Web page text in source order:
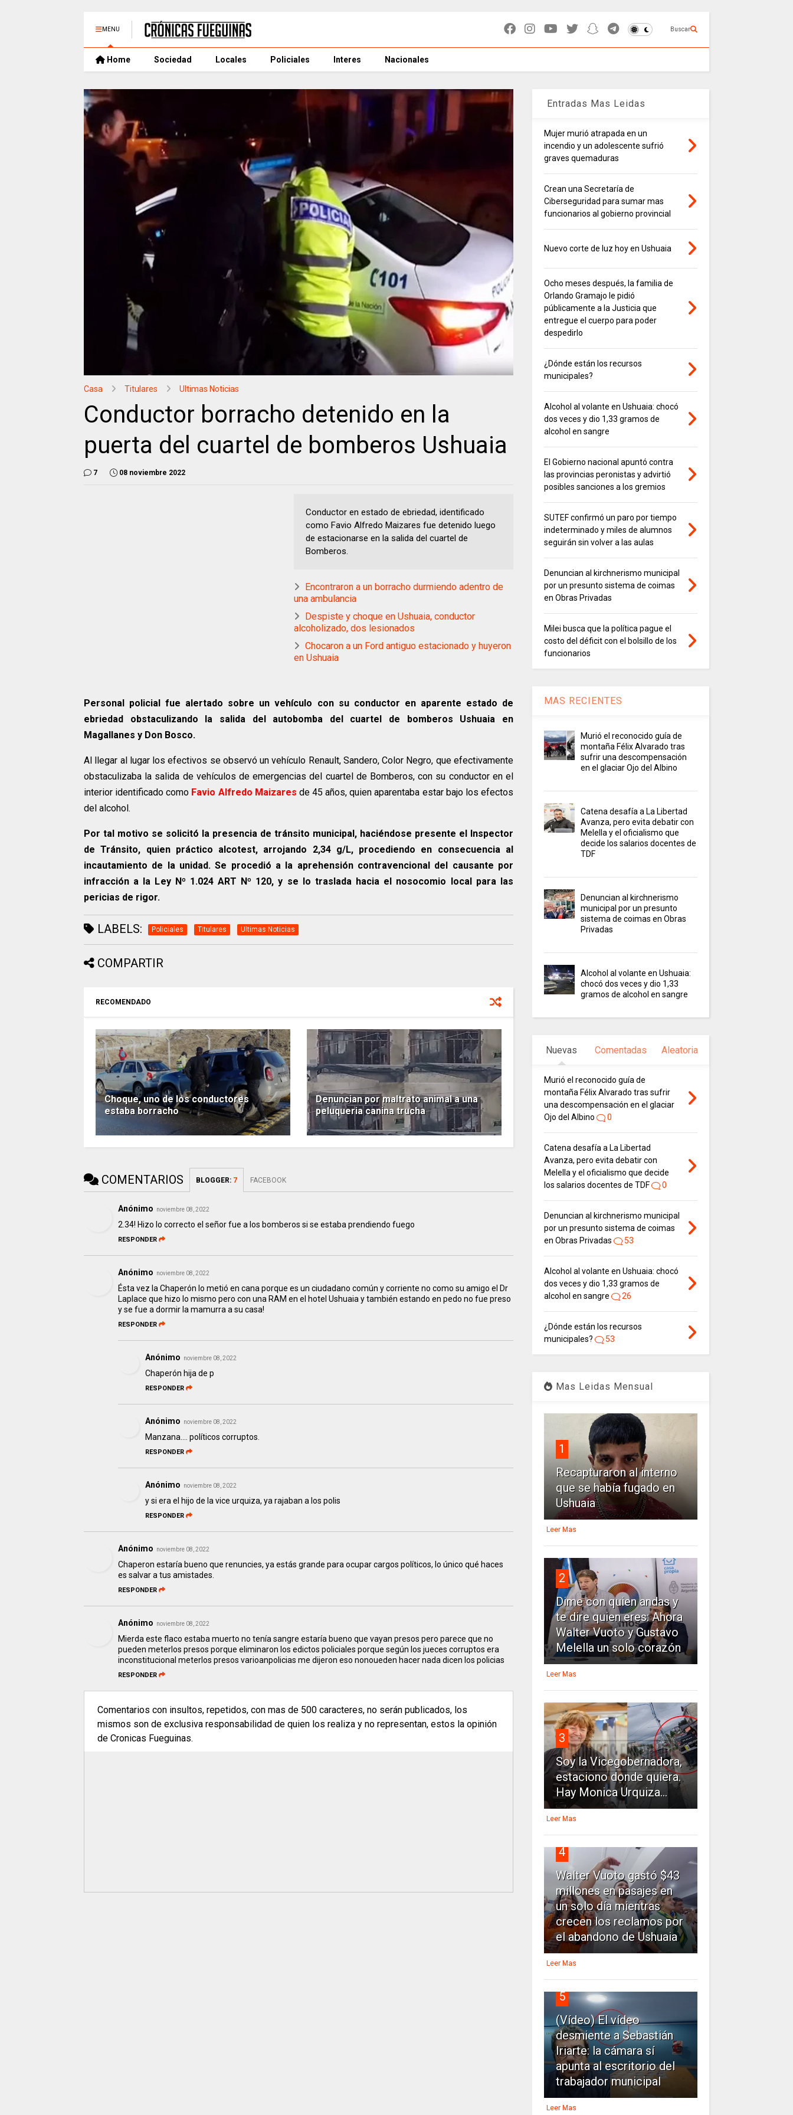
MENU Buscar
Home Sociedad Locales Policiales Interes Nacionales
Casa Titulares Ultimas Noticias
Conductor borracho detenido en la
puerta del cuartel de bomberos Ushuaia
7 08 noviembre 2022
Conductor en estado de ebriedad, identificado
como Favio Alfredo Maizares fue detenido luego
de estacionarse en la salida del cuartel de
Bomberos.
Encontraron a un borracho durmiendo adentro de
una ambulancia
Despiste y choque en Ushuaia, conductor
alcoholizado, dos lesionados
Chocaron a un Ford antiguo estacionado y huyeron
en Ushuaia
Personal policial fue alertado sobre un vehículo con su conductor en aparente estado de
ebriedad obstaculizando la salida del autobomba del cuartel de bomberos Ushuaia en
Magallanes y Don Bosco.
Al llegar al lugar los efectivos se observó un vehículo Renault, Sandero, Color Negro, que efectivamente
obstaculizaba la salida de vehículos de emergencias del cuartel de Bomberos, con su conductor en el
interior identificado como Favio Alfredo Maizares de 45 años, quien aparentaba estar bajo los efectos
del alcohol.
Por tal motivo se solicitó la presencia de tránsito municipal, haciéndose presente el Inspector
de Tránsito, quien práctico alcotest, arrojando 2,34 g/L, procediendo en consecuencia al
incautamiento de la unidad. Se procedió a la aprehensión contravencional del causante por
infracción a la Ley Nº 1.024 ART Nº 120, y se lo traslada hacia el nosocomio local para las
pericias de rigor.
LABELS: Policiales Titulares Ultimas Noticias
COMPARTIR
RECOMENDADO
Choque, uno de los conductores
estaba borracho
Denuncian por maltrato animal a una
peluqueria canina trucha
COMENTARIOS BLOGGER: 7 FACEBOOK
Anónimo noviembre 08, 2022
2.34! Hizo lo correcto el señor fue a los bomberos si se estaba prendiendo fuego
RESPONDER
Anónimo noviembre 08, 2022
Ésta vez la Chaperón lo metió en cana porque es un ciudadano común y corriente no como su amigo el Dr
Laplace que hizo lo mismo pero con una RAM en el hotel Ushuaia y también estando en pedo no fue preso
y se fue a dormir la mamurra a su casa!
RESPONDER
Anónimo noviembre 08, 2022
Chaperón hija de p
RESPONDER
Anónimo noviembre 08, 2022
Manzana.... políticos corruptos.
RESPONDER
Anónimo noviembre 08, 2022
y si era el hijo de la vice urquiza, ya rajaban a los polis
RESPONDER
Anónimo noviembre 08, 2022
Chaperon estaría bueno que renuncies, ya estás grande para ocupar cargos políticos, lo único qué haces
es salvar a tus amistades.
RESPONDER
Anónimo noviembre 08, 2022
Mierda este flaco estaba muerto no tenía sangre estaría bueno que vayan presos pero parece que no
pueden meterlos presos porque eliminaron los edictos policiales porque según los jueces corruptos era
inconstitucional meterlos presos varioanpolicias me dijeron eso nonoueden hacer nada dicen los policias
RESPONDER
Comentarios con insultos, repetidos, con mas de 500 caracteres, no serán publicados, los
mismos son de exclusiva responsabilidad de quien los realiza y no representan, estos la opinión
de Cronicas Fueguinas.
Entradas Mas Leidas
Mujer murió atrapada en un
incendio y un adolescente sufrió
graves quemaduras
Crean una Secretaría de
Ciberseguridad para sumar mas
funcionarios al gobierno provincial
Nuevo corte de luz hoy en Ushuaia
Ocho meses después, la familia de
Orlando Gramajo le pidió
públicamente a la Justicia que
entregue el cuerpo para poder
despedirlo
¿Dónde están los recursos
municipales?
Alcohol al volante en Ushuaia: chocó
dos veces y dio 1,33 gramos de
alcohol en sangre
El Gobierno nacional apuntó contra
las provincias peronistas y advirtió
posibles sanciones a los gremios
SUTEF confirmó un paro por tiempo
indeterminado y miles de alumnos
seguirán sin volver a las aulas
Denuncian al kirchnerismo municipal
por un presunto sistema de coimas
en Obras Privadas
Milei busca que la política pague el
costo del déficit con el bolsillo de los
funcionarios
MAS RECIENTES
Murió el reconocido guía de
montaña Félix Alvarado tras
sufrir una descompensación
en el glaciar Ojo del Albino
Catena desafía a La Libertad
Avanza, pero evita debatir con
Melella y el oficialismo que
decide los salarios docentes de
TDF
Denuncian al kirchnerismo
municipal por un presunto
sistema de coimas en Obras
Privadas
Alcohol al volante en Ushuaia:
chocó dos veces y dio 1,33
gramos de alcohol en sangre
Nuevas Comentadas Aleatoria
Murió el reconocido guía de
montaña Félix Alvarado tras sufrir
una descompensación en el glaciar
Ojo del Albino
0
Catena desafía a La Libertad
Avanza, pero evita debatir con
Melella y el oficialismo que decide
los salarios docentes de TDF
0
Denuncian al kirchnerismo municipal
por un presunto sistema de coimas
en Obras Privadas
53
Alcohol al volante en Ushuaia: chocó
dos veces y dio 1,33 gramos de
alcohol en sangre
26
¿Dónde están los recursos
municipales?
53
Mas Leidas Mensual
1
Recapturaron al interno
que se había fugado en
Ushuaia
Leer Mas
2
Dime con quien andas y
te dire quien eres: Ahora
Walter Vuoto y Gustavo
Melella un solo corazón
Leer Mas
3
Soy la Vicegobernadora,
estaciono donde quiera.
Hay Monica Urquiza...
Leer Mas
4
Walter Vuoto gastó $43
millones en pasajes en
un solo día mientras
crecen los reclamos por
el abandono de Ushuaia
Leer Mas
5
(Vídeo) El vídeo
desmiente a Sebastián
Iriarte: la cámara sí
apunta al escritorio del
trabajador municipal
Leer Mas